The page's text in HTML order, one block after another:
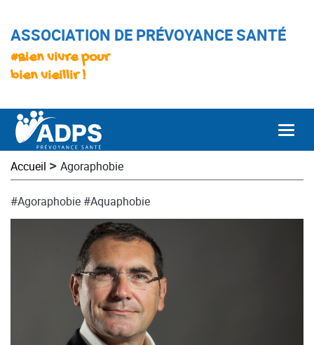
ASSOCIATION DE PRÉVOYANCE SANTÉ
#Bien vivre pour
bien vieillir !
Accueil > Agoraphobie
#Agoraphobie #Aquaphobie